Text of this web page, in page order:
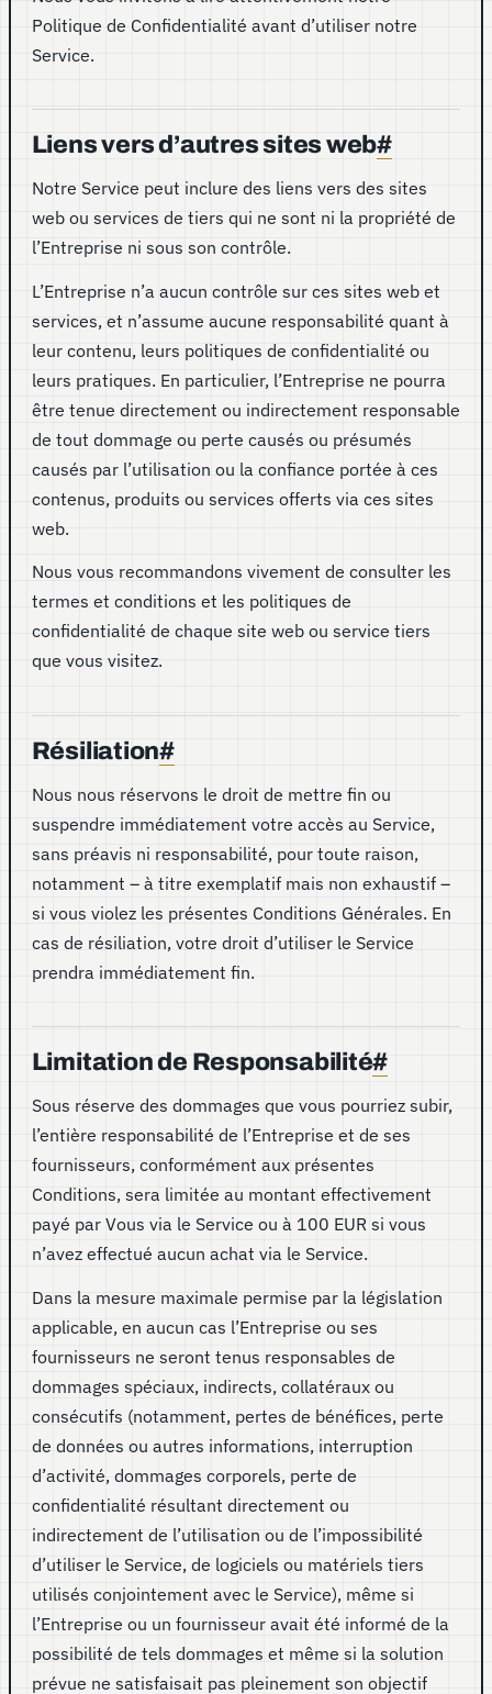
Politique de Confidentialité avant d’utiliser notre
Service.
Liens vers d’autres sites web#
Notre Service peut inclure des liens vers des sites
web ou services de tiers qui ne sont ni la propriété de
l’Entreprise ni sous son contrôle.
L’Entreprise n’a aucun contrôle sur ces sites web et
services, et n’assume aucune responsabilité quant à
leur contenu, leurs politiques de confidentialité ou
leurs pratiques. En particulier, l’Entreprise ne pourra
être tenue directement ou indirectement responsable
de tout dommage ou perte causés ou présumés
causés par l’utilisation ou la confiance portée à ces
contenus, produits ou services offerts via ces sites
web.
Nous vous recommandons vivement de consulter les
termes et conditions et les politiques de
confidentialité de chaque site web ou service tiers
que vous visitez.
Résiliation#
Nous nous réservons le droit de mettre fin ou
suspendre immédiatement votre accès au Service,
sans préavis ni responsabilité, pour toute raison,
notamment – à titre exemplatif mais non exhaustif –
si vous violez les présentes Conditions Générales. En
cas de résiliation, votre droit d’utiliser le Service
prendra immédiatement fin.
Limitation de Responsabilité#
Sous réserve des dommages que vous pourriez subir,
l’entière responsabilité de l’Entreprise et de ses
fournisseurs, conformément aux présentes
Conditions, sera limitée au montant effectivement
payé par Vous via le Service ou à 100 EUR si vous
n’avez effectué aucun achat via le Service.
Dans la mesure maximale permise par la législation
applicable, en aucun cas l’Entreprise ou ses
fournisseurs ne seront tenus responsables de
dommages spéciaux, indirects, collatéraux ou
consécutifs (notamment, pertes de bénéfices, perte
de données ou autres informations, interruption
d’activité, dommages corporels, perte de
confidentialité résultant directement ou
indirectement de l’utilisation ou de l’impossibilité
d’utiliser le Service, de logiciels ou matériels tiers
utilisés conjointement avec le Service), même si
l’Entreprise ou un fournisseur avait été informé de la
possibilité de tels dommages et même si la solution
prévue ne satisfaisait pas pleinement son objectif